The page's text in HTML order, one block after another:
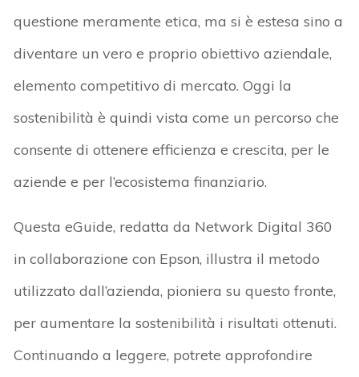
questione meramente etica, ma si è estesa sino a
diventare un vero e proprio obiettivo aziendale,
elemento competitivo di mercato. Oggi la
sostenibilità è quindi vista come un percorso che
consente di ottenere efficienza e crescita, per le
aziende e per l’ecosistema finanziario.
Questa eGuide, redatta da Network Digital 360
in collaborazione con Epson, illustra il metodo
utilizzato dall’azienda, pioniera su questo fronte,
per aumentare la sostenibilità i risultati ottenuti.
Continuando a leggere, potrete approfondire